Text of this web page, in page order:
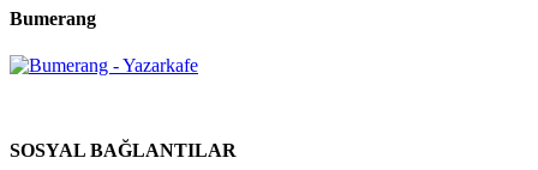
Bumerang
SOSYAL BAĞLANTILAR